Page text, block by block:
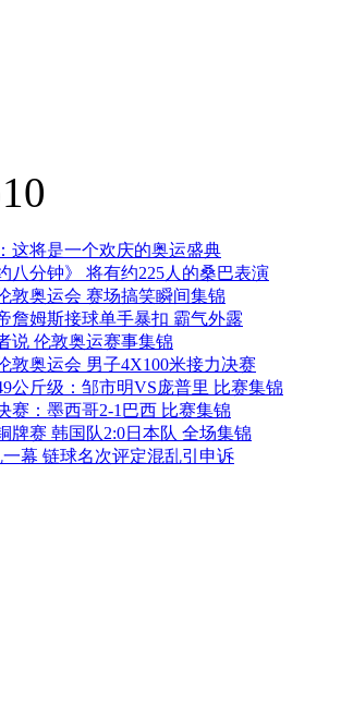
这将是一个欢庆的奥运盛典
八分钟》 将有约225人的桑巴表演
敦奥运会 赛场搞笑瞬间集锦
詹姆斯接球单手暴扣 霸气外露
说 伦敦奥运赛事集锦
敦奥运会 男子4X100米接力决赛
公斤级：邹市明VS庞普里 比赛集锦
赛：墨西哥2-1巴西 比赛集锦
牌赛 韩国队2:0日本队 全场集锦
幕 链球名次评定混乱引申诉